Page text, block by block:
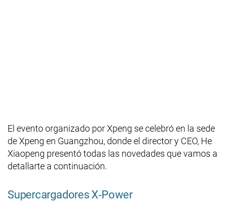
El evento organizado por Xpeng se celebró en la sede
de Xpeng en Guangzhou, donde el director y CEO, He
Xiaopeng presentó todas las novedades que vamos a
detallarte a continuación.
Supercargadores X-Power